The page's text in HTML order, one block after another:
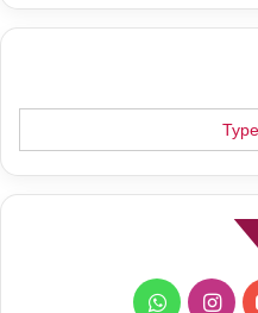
YouTube
Instagram
WhatsApp